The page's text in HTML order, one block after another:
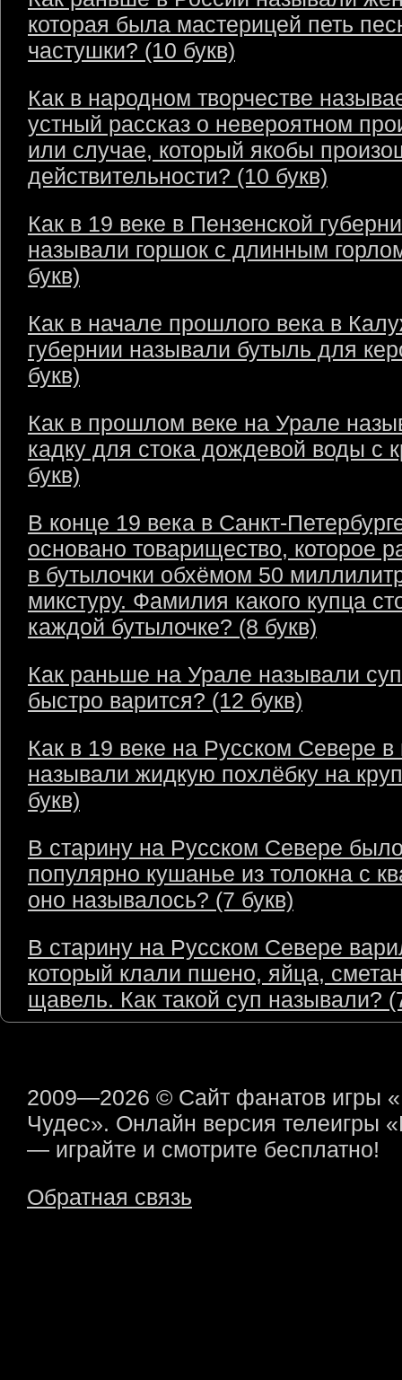
которая была мастерицей петь
частушки? (10 букв)
Как в народном творчестве
устный рассказ о невероятном
или случае, который якобы
действительности? (10 букв)
Как в 19 веке в Пензенской
называли горшок с длинным
букв)
Как в начале прошлого века в
губернии называли бутыль для
букв)
Как в прошлом веке на Урале
кадку для стока дождевой воды с
букв)
В конце 19 века в Санкт-
основано товарищество, которое
в бутылочки обхёмом 50
микстуру. Фамилия какого купца
каждой бутылочке? (8 букв)
Как раньше на Урале называли
быстро варится? (12 букв)
Как в 19 веке на Русском Севере в
называли жидкую похлёбку на
букв)
В старину на Русском Севере
популярно кушанье из толокна с
оно называлось? (7 букв)
В старину на Русском Севере
который клали пшено, яйца,
щавель. Как такой суп называли?
2009—2026 © Сайт фанатов игры
Чудес». Онлайн версия телеигры
— играйте и смотрите бесплатно!
Обратная связь